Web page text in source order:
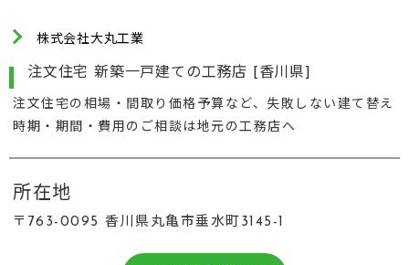
株式会社大丸工業
注文住宅 新築一戸建ての工務店 [香川県]
注文住宅の相場・間取り価格予算など、失敗しない建て替え
時期・期間・費用のご相談は地元の工務店へ
所在地
〒763-0095 香川県丸亀市垂水町3145-1